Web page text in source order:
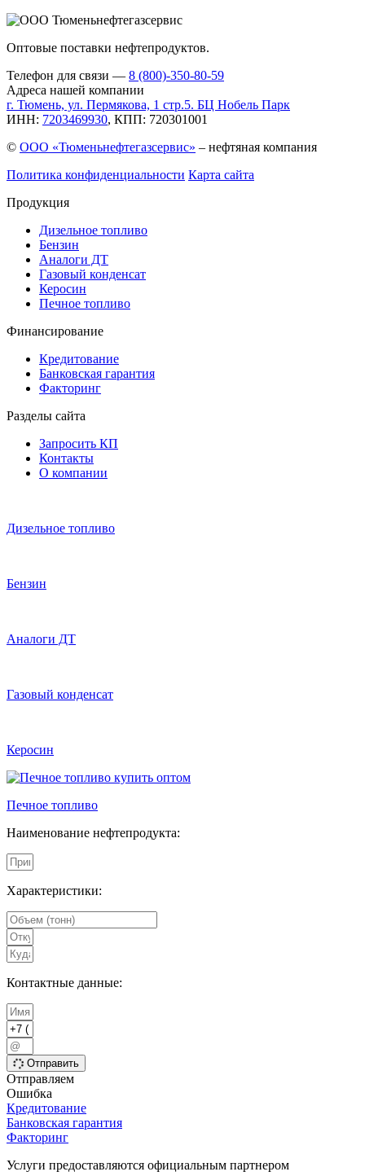
Оптовые поставки нефтепродуктов.
Телефон для связи — 8 (800)-350-80-59
Адреса нашей компании
г. Тюмень, ул. Пермякова, 1 стр.5. БЦ Нобель Парк
ИНН: 7203469930, КПП: 720301001
© ООО «Тюменьнефтегазсервис» – нефтяная компания
Политика конфиденциальности Карта сайта
Продукция
Дизельное топливо
Бензин
Аналоги ДТ
Газовый конденсат
Керосин
Печное топливо
Финансирование
Кредитование
Банковская гарантия
Факторинг
Разделы сайта
Запросить КП
Контакты
О компании
Дизельное топливо
Бензин
Аналоги ДТ
Газовый конденсат
Керосин
Печное топливо
Наименование нефтепродукта:
Характеристики:
Контактные данные:
Отправить
Отправляем
Ошибка
Кредитование
Банковская гарантия
Факторинг
Услуги предоставляются официальным партнером